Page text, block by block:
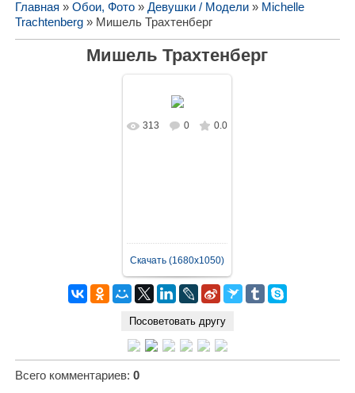
Главная » Обои, Фото» Девушки / Модели» Michelle
Trachtenberg» Мишель Трахтенберг
Мишель Трахтенберг
В реальном
313 0 0.0
Скачать (1680x1050)
Всего комментариев: 0